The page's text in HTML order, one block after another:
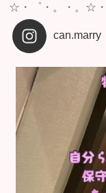
☆・゜・。・。☆
can.marry